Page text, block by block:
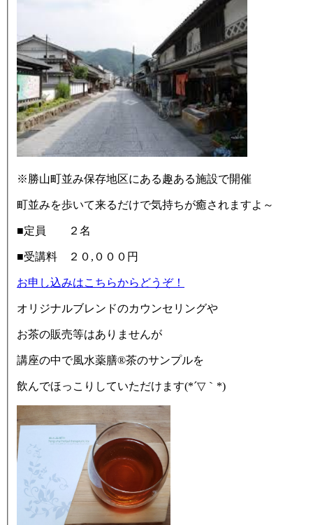
※勝山町並み保存地区にある趣ある施設で開催
町並みを歩いて来るだけで気持ちが癒されますよ～
■定員 ２名
■受講料 ２０,０００円
お申し込みはこちらからどうぞ！
オリジナルブレンドのカウンセリングや
お茶の販売等はありませんが
講座の中で風水薬膳®茶のサンプルを
飲んでほっこりしていただけます(*´▽｀*)